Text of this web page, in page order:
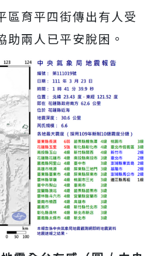
區育平四街傳出有人受
助兩人已平安脫困。